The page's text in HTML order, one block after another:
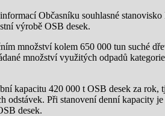
Občasníku souhlasné
výrobě OSB desek.
množství kolem 650 000 tun suché
množství využitých odpadů
kapacitu 420 000 t OSB desek za
odstávek. Při stanovení denní kapacity
desek.